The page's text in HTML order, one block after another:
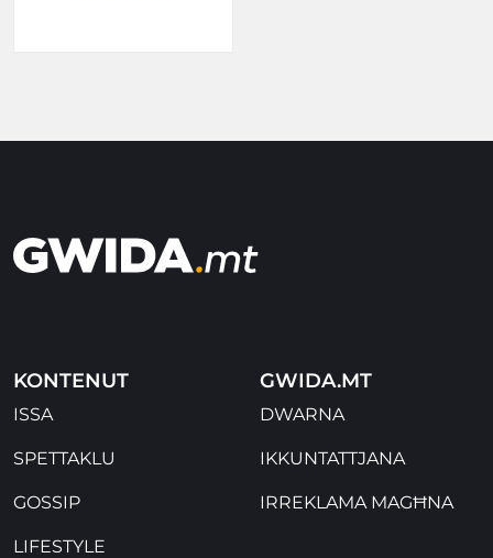
KONTENUT
ISSA
SPETTAKLU
GOSSIP
LIFESTYLE
GWIDA.MT
DWARNA
IKKUNTATTJANA
IRREKLAMA MAGĦNA